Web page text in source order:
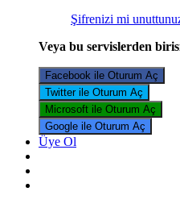
Şifrenizi mi
Veya bu servislerden
Facebook ile Oturum Aç
Twitter ile Oturum Aç
Microsoft ile Oturum Aç
Google ile Oturum Aç
Üye Ol